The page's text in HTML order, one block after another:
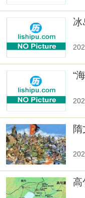
冰
“
隋
高